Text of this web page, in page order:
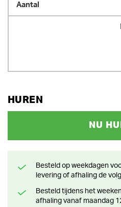
HUREN
NU
Besteld op weekdagen voor 13 uur? Klaar voor
levering of afhaling de
Besteld tijdens het weekend? Klaar voor levering of
afhaling vanaf maandag